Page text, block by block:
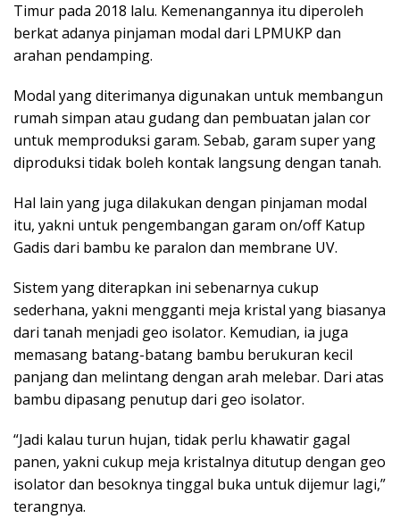
Timur pada 2018 lalu. Kemenangannya itu diperoleh
berkat adanya pinjaman modal dari LPMUKP dan
arahan pendamping.
Modal yang diterimanya digunakan untuk membangun
rumah simpan atau gudang dan pembuatan jalan cor
untuk memproduksi garam. Sebab, garam super yang
diproduksi tidak boleh kontak langsung dengan tanah.
Hal lain yang juga dilakukan dengan pinjaman modal
itu, yakni untuk pengembangan garam on/off Katup
Gadis dari bambu ke paralon dan membrane UV.
Sistem yang diterapkan ini sebenarnya cukup
sederhana, yakni mengganti meja kristal yang biasanya
dari tanah menjadi geo isolator. Kemudian, ia juga
memasang batang-batang bambu berukuran kecil
panjang dan melintang dengan arah melebar. Dari atas
bambu dipasang penutup dari geo isolator.
“Jadi kalau turun hujan, tidak perlu khawatir gagal
panen, yakni cukup meja kristalnya ditutup dengan geo
isolator dan besoknya tinggal buka untuk dijemur lagi,”
terangnya.